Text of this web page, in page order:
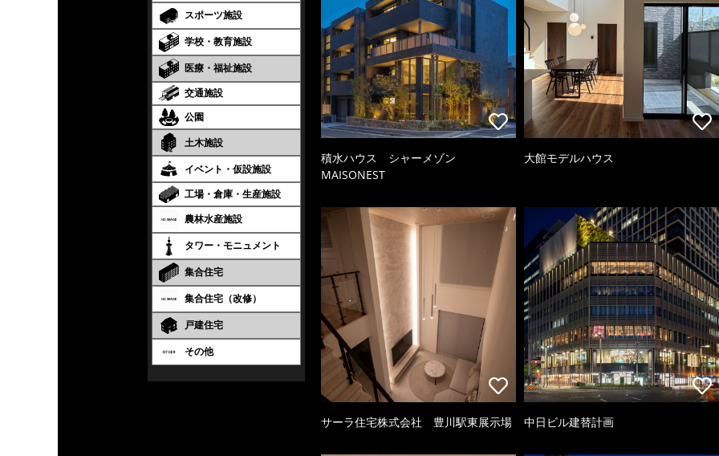
スポーツ施設
学校・教育施設
医療・福祉施設
交通施設
公園
土木施設
イベント・仮設施設
工場・倉庫・生産施設
農林水産施設
タワー・モニュメント
集合住宅
集合住宅（改修）
戸建住宅
その他
積水ハウス シャーメゾン
MAISONEST
大館モデルハウス
サーラ住宅株式会社 豊川駅東展示場 中日ビル建替計画